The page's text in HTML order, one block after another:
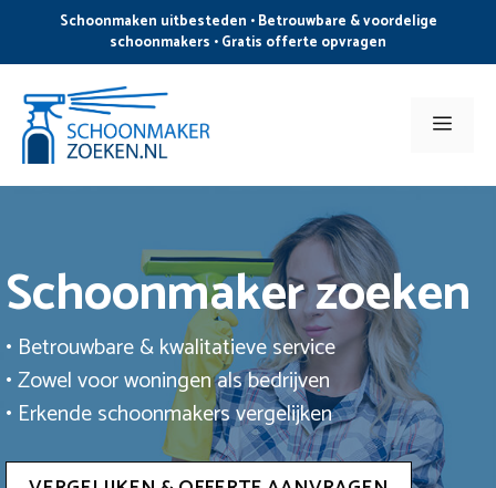
de
inhoud
Schoonmaken uitbesteden • Betrouwbare & voordelige
schoonmakers • Gratis offerte opvragen
Menu
Schoonmaker zoeken
• Betrouwbare & kwalitatieve service
• Zowel voor woningen als bedrijven
• Erkende schoonmakers vergelijken